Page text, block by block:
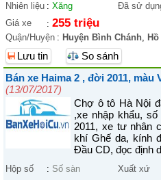
Nhiên liệu : Xăng Đã sử
Giá xe
: 255 triệu
Quận/Huyện : Huyện Bình Chánh,
Lưu tin
So sánh
Bán xe Haima 2 , đời 2011, màu
(13/07/2017)
Chợ ô tô Hà Nội
,xe nhập khẩu,
2011, xe tư nhân
khí Ghế da, kính
Đầu CD, đọc định
Hộp số : Số sàn Xuất xứ